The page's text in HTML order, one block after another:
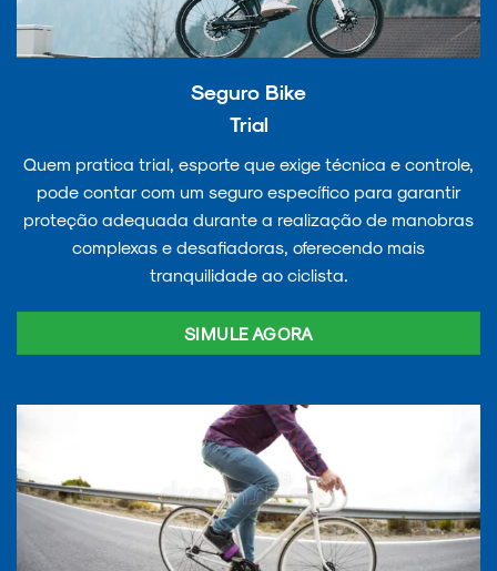
Seguro Bike
Trial
Quem pratica trial, esporte que exige técnica e controle,
pode contar com um seguro específico para garantir
proteção adequada durante a realização de manobras
complexas e desafiadoras, oferecendo mais
tranquilidade ao ciclista.
SIMULE AGORA